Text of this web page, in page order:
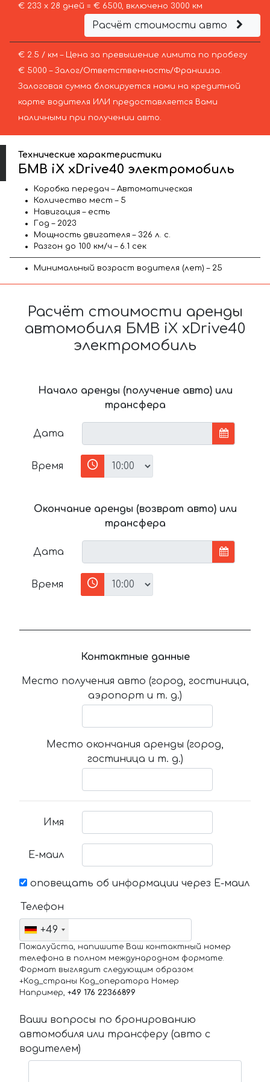
€ 233 х 28 дней = € 6500, включено 3000 км
Расчёт стоимости авто
€ 2.5 / км – Цена за превышение лимита по пробегу
€ 5000 – Залог/Ответственность/Франшиза.
Залоговая сумма блокируется нами на кредитной
карте водителя ИЛИ предоставляется Вами
наличными при получении авто.
Технические характеристики
БМВ iX xDrive40 электромобиль
Коробка передач – Автоматическая
Количество мест – 5
Навигация – есть
Год – 2023
Мощность двигателя – 326 л. с.
Разгон до 100 км/ч – 6.1 сек
Минимальный возраст водителя (лет) – 25
Расчёт стоимости аренды
автомобиля БМВ iX xDrive40
электромобиль
Начало аренды (получение авто) или
трансфера
Дата
Время
Окончание аренды (возврат авто) или
трансфера
Дата
Время
Контактные данные
Место получения авто (город, гостиница,
аэропорт и т. д.)
Место окончания аренды (город,
гостиница и т. д.)
Имя
Е-маил
оповещать об информации через Е-маил
Телефон
+49
Пожалуйста, напишите Ваш контактный номер
телефона в полном международном формате.
Формат выглядит следующим образом:
+Код_страны Код_оператора Номер
Например, +49 176 22366899
Ваши вопросы по бронированию
автомобиля или трансферу (авто с
водителем)